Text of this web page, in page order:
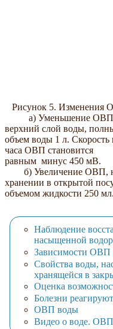
Рисунок 5. Изменения
а) Уменьшение ОВП
верхний слой воды,
объем воды 1 л. Скорость
часа ОВП становится
равным минус 450 мВ.
б) Увеличение ОВП,
хранении в открытой
объемом жидкости 250 мл.
Наблюдение
насыщенной
Зависимости ОВП
Свойства воды,
хранящейся в
Оценка
Болезни
ОВП воды
Видео о воде.